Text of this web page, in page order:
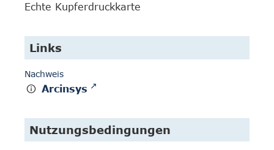
Echte Kupferdruckkarte
Links
Nachweis
Arcinsys
Nutzungsbedingungen